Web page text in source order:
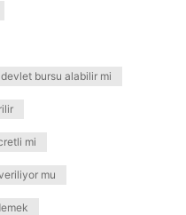
bursu alabilir mi
mi
mu